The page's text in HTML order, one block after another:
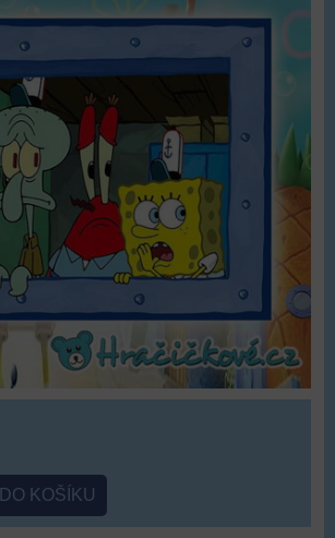
DO KOŠÍKU